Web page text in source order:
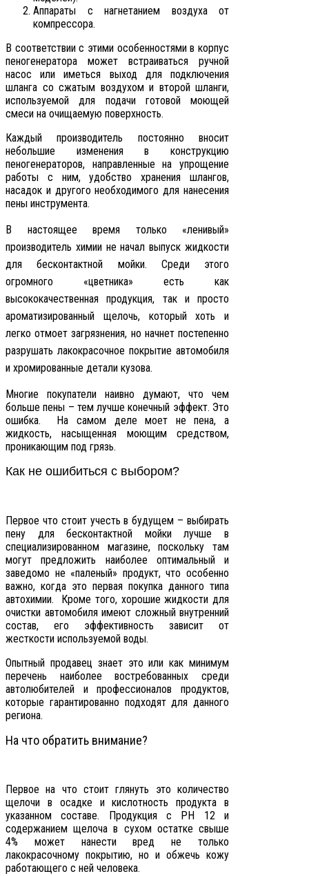
Аппараты с нагнетанием воздуха от
компрессора.
В соответствии с этими особенностями в корпус
пеногенератора может встраиваться ручной
насос или иметься выход для подключения
шланга со сжатым воздухом и второй шланги,
используемой для подачи готовой моющей
смеси на очищаемую поверхность.
Каждый производитель постоянно вносит
небольшие изменения в конструкцию
пеногенераторов, направленные на упрощение
работы с ним, удобство хранения шлангов,
насадок и другого необходимого для нанесения
пены инструмента.
В настоящее время только «ленивый»
производитель химии не начал выпуск жидкости
для бесконтактной мойки. Среди этого
огромного «цветника» есть как
высококачественная продукция, так и просто
ароматизированный щелочь, который хоть и
легко отмоет загрязнения, но начнет постепенно
разрушать лакокрасочное покрытие автомобиля
и хромированные детали кузова.
Многие покупатели наивно думают, что чем
больше пены – тем лучше конечный эффект. Это
ошибка. На самом деле моет не пена, а
жидкость, насыщенная моющим средством,
проникающим под грязь.
Как не ошибиться с выбором?
Первое что стоит учесть в будущем – выбирать
пену для бесконтактной мойки лучше в
специализированном магазине, поскольку там
могут предложить наиболее оптимальный и
заведомо не «паленый» продукт, что особенно
важно, когда это первая покупка данного типа
автохимии. Кроме того, хорошие жидкости для
очистки автомобиля имеют сложный внутренний
состав, его эффективность зависит от
жесткости используемой воды.
Опытный продавец знает это или как минимум
перечень наиболее востребованных среди
автолюбителей и профессионалов продуктов,
которые гарантированно подходят для данного
региона.
На что обратить внимание?
Первое на что стоит глянуть это количество
щелочи в осадке и кислотность продукта в
указанном составе. Продукция с РН 12 и
содержанием щелоча в сухом остатке свыше
4% может нанести вред не только
лакокрасочному покрытию, но и обжечь кожу
работающего с ней человека.